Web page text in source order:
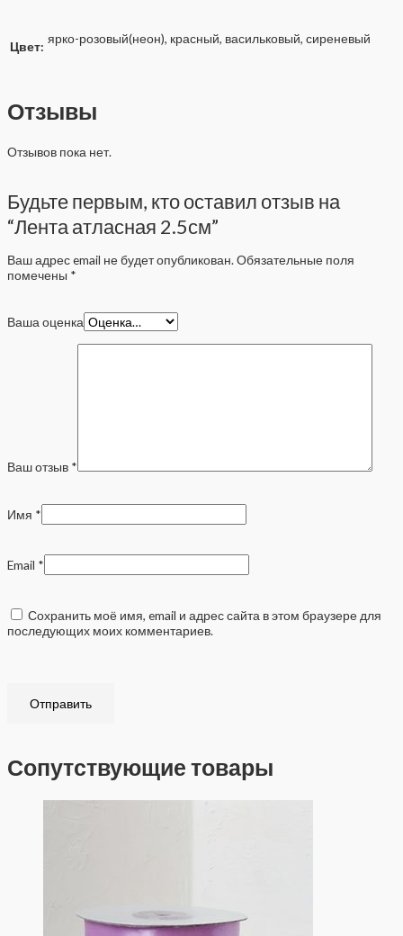
Цвет:
ярко-розовый(неон), красный, васильковый, сиреневый
Отзывы
Отзывов пока нет.
Будьте первым, кто оставил отзыв на
“Лента атласная 2.5см”
Ваш адрес email не будет опубликован. Обязательные поля
помечены *
Ваша оценка
Ваш отзыв *
Имя *
Email *
Сохранить моё имя, email и адрес сайта в этом браузере для
последующих моих комментариев.
Сопутствующие товары